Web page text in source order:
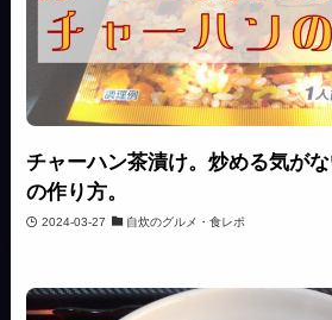
チャーハン茶漬け。炒める気が
の作り方。
2024-03-27 自炊のグルメ・食レポ